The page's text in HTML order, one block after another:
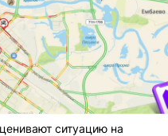
ситуацию на